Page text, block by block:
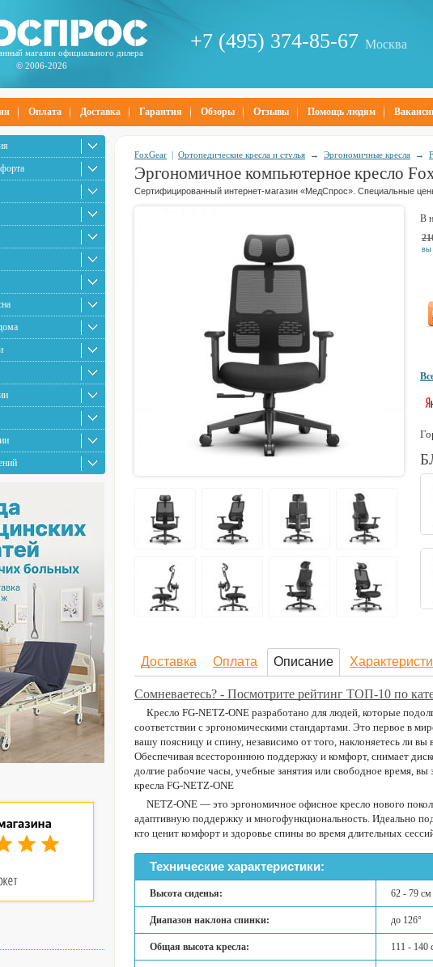
магазин официального дилера
© 2006-2026
+7 (495) 374-85-67 Москва
Оплата Доставка Гарантия Обзоры Отзывы Помощь людям
FoxGear | Ортопедические кресла и стулья → Эргономичные кресла →
Эргономичное компьютерное кресло
Сертифицированный интернет-магазин «МедСпрос». Специальные
В
вы
Доставка Оплата Описание
Сомневаетесь? - Посмотрите рейтинг ТОП-10 по
Кресло FG-NETZ-ONE разработано для людей, которые
соответствии с эргономическими стандартами. Это первое в
вашу поясницу и спину, независимо от того, наклоняетесь ли
Обеспечивая всестороннюю поддержку и комфорт, снимает
долгие рабочие часы, учебные занятия или свободное время,
кресла FG-NETZ-ONE
NETZ-ONE — это эргономичное офисное кресло нового
адаптивную поддержку и многофункциональность. Идеально
кто ценит комфорт и здоровье спины во время длительных
Технические характеристики:
Высота сиденья: 62 - 79 см
Диапазон наклона спинки: до 126°
Общая высота кресла: 111 - 140